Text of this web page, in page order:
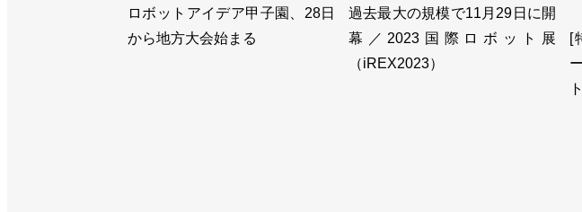
>>10ー12月の産ロボ受注は過去最高額。年間も前年比増加／日本
ロボットアイデア甲子園、28日
から地方大会始まる
過去最大の規模で11月29日に開
幕／2023国際ロボット展
（iREX2023）
[